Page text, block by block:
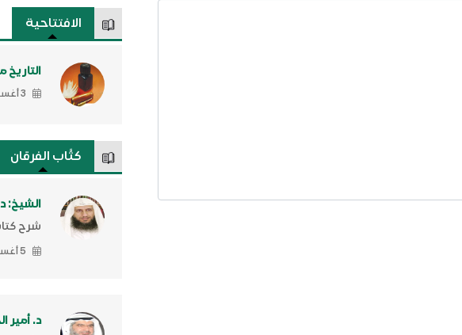
الافتتاحية
3 أغسطس, 2026
كتَّاب الفرقان
الشيخ:
شرح
5 أغسطس, 2026
د. أمير